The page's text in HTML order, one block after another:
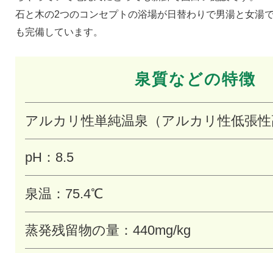
石と木の2つのコンセプトの浴場が日替わりで男湯と女湯
も完備しています。
泉質などの特徴
アルカリ性単純温泉（アルカリ性低張
pH：8.5
泉温：75.4℃
蒸発残留物の量：440mg/kg